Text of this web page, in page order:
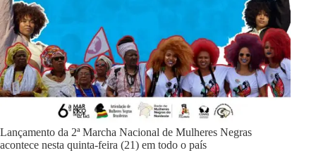
Lançamento da 2ª Marcha Nacional de Mulheres Negras
acontece nesta quinta-feira (21) em todo o país